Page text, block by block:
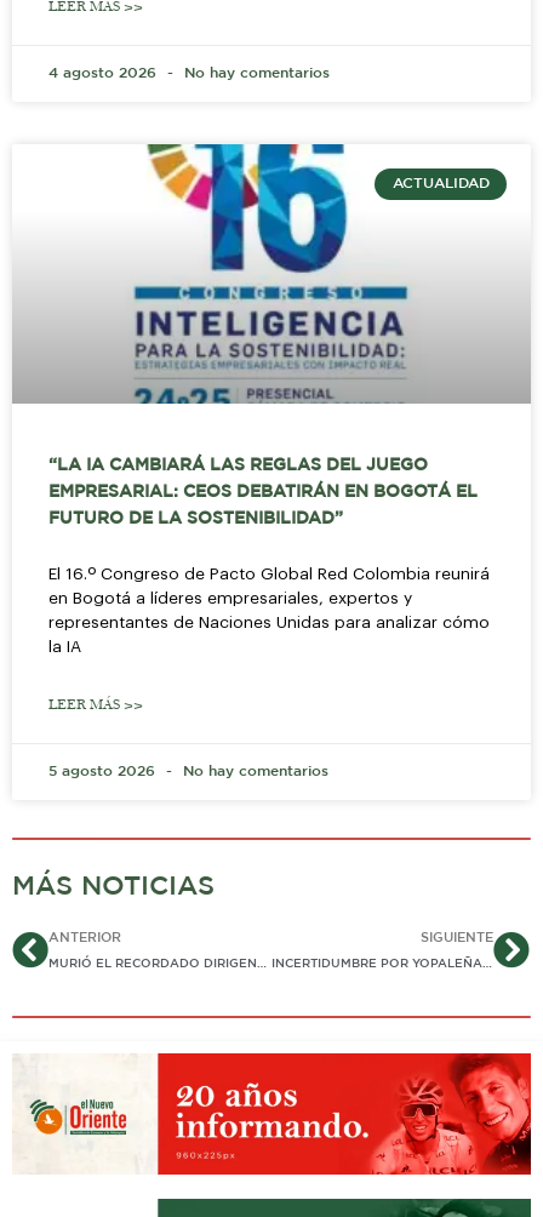
LEER MÁS >>
4 agosto 2026 No hay comentarios
ACTUALIDAD
“LA IA CAMBIARÁ LAS REGLAS DEL JUEGO
EMPRESARIAL: CEOS DEBATIRÁN EN BOGOTÁ EL
FUTURO DE LA SOSTENIBILIDAD”
El 16.º Congreso de Pacto Global Red Colombia reunirá
en Bogotá a líderes empresariales, expertos y
representantes de Naciones Unidas para analizar cómo
la IA
LEER MÁS >>
5 agosto 2026 No hay comentarios
MÁS NOTICIAS
AntANTERIOR
MURIÓ EL RECORDADO DIRIGENTE CÍVICO Y TRABAJADOR DE LA SALUD EN YOPAL, PABLO HERNANDO RODRÍGUEZ PÁEZ
SIGUIENTE
INCERTIDUMBRE POR YOPALEÑA QUE VIAJÓ A UCRANIA: FAMILIA NO CREE QUE MURIÓ EN COMBATE Y CONVOCÓ A ORACIÓN POR SU REGRESO